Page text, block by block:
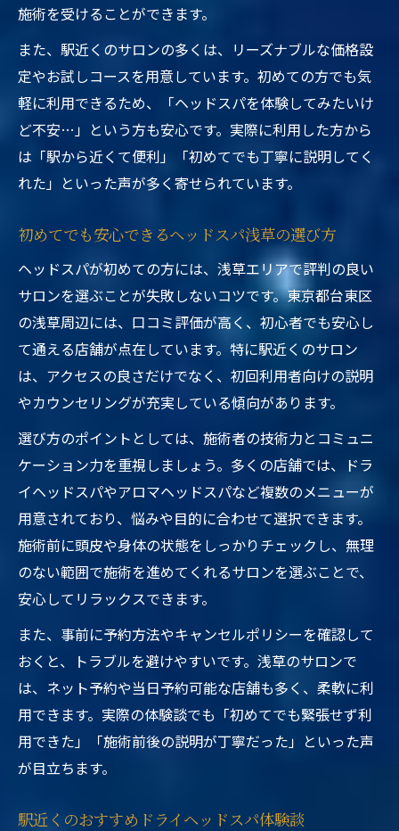
施術を受けることができます。
また、駅近くのサロンの多くは、リーズナブルな価格設
定やお試しコースを用意しています。初めての方でも気
軽に利用できるため、「ヘッドスパを体験してみたいけ
ど不安…」という方も安心です。実際に利用した方から
は「駅から近くて便利」「初めてでも丁寧に説明してく
れた」といった声が多く寄せられています。
初めてでも安心できるヘッドスパ浅草の選び方
ヘッドスパが初めての方には、浅草エリアで評判の良い
サロンを選ぶことが失敗しないコツです。東京都台東区
の浅草周辺には、口コミ評価が高く、初心者でも安心し
て通える店舗が点在しています。特に駅近くのサロン
は、アクセスの良さだけでなく、初回利用者向けの説明
やカウンセリングが充実している傾向があります。
選び方のポイントとしては、施術者の技術力とコミュニ
ケーション力を重視しましょう。多くの店舗では、ドラ
イヘッドスパやアロマヘッドスパなど複数のメニューが
用意されており、悩みや目的に合わせて選択できます。
施術前に頭皮や身体の状態をしっかりチェックし、無理
のない範囲で施術を進めてくれるサロンを選ぶことで、
安心してリラックスできます。
また、事前に予約方法やキャンセルポリシーを確認して
おくと、トラブルを避けやすいです。浅草のサロンで
は、ネット予約や当日予約可能な店舗も多く、柔軟に利
用できます。実際の体験談でも「初めてでも緊張せず利
用できた」「施術前後の説明が丁寧だった」といった声
が目立ちます。
駅近くのおすすめドライヘッドスパ体験談